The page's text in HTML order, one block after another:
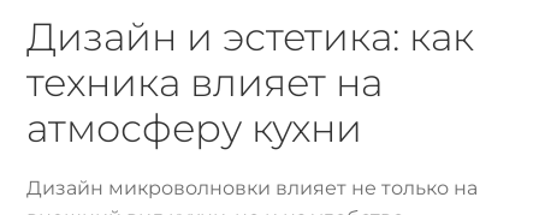
Дизайн и эстетика: как
техника влияет на
атмосферу кухни
Дизайн микроволновки влияет не только на